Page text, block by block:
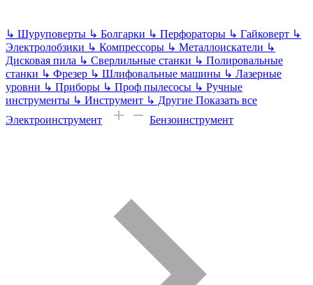
↳ Шуруповерты ↳ Болгарки ↳ Перфораторы ↳ Гайковерт ↳
Электролобзики ↳ Компрессоры ↳ Металлоискатели ↳
Дисковая пила ↳ Сверлильные станки ↳ Полировальные
станки ↳ Фрезер ↳ Шлифовальные машины ↳ Лазерные
уровни ↳ Приборы ↳ Проф пылесосы ↳ Ручные
инструменты ↳ Инструмент ↳ Другие Показать все
Электроинструмент
Бензоинструмент